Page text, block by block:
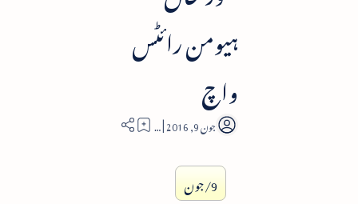
ہیومن رائٹس
واچ
2
9/جون